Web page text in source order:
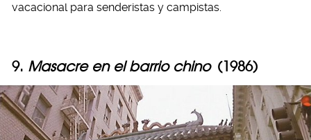
vacacional para senderistas y campistas.
9. Masacre en el barrio chino (1986)